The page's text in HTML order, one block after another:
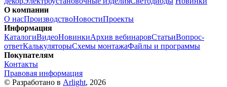
О компании
О насПроизводствоНовостиПроекты
Информация
КаталогиВидеоНовинкиАрхив вебинаровСтатьиВопрос-
ответКалькуляторыСхемы монтажаФайлы и программы
Покупателям
Контакты
Правовая информация
© Разработано в Arlight, 2026